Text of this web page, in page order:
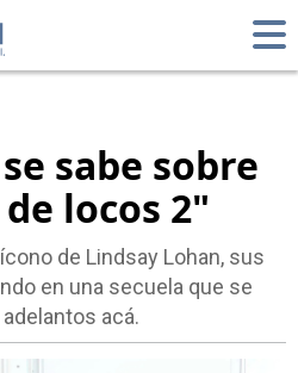
sabe sobre
locos 2"
de Lindsay Lohan, sus
en una secuela que se
acá.